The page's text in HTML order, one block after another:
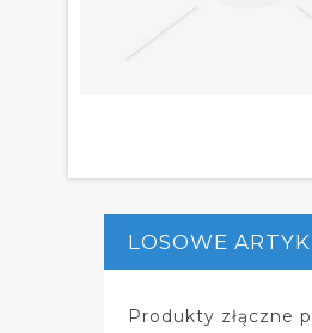
LOSOWE
Produkty złączne